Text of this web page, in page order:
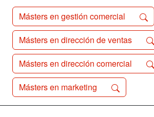
Másters en gestión comercial
Másters en dirección de ventas
Másters en dirección comercial
Másters en marketing